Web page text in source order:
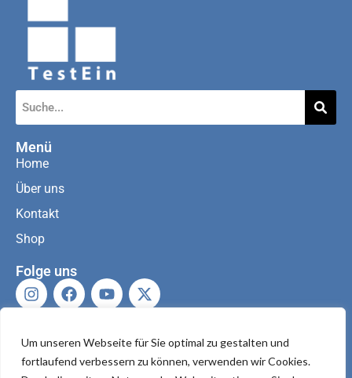
Um unseren Webseite für Sie optimal zu gestalten und
fortlaufend verbessern zu können, verwenden wir Cookies.
Menü
Home
Über uns
Kontakt
Shop
Folge uns